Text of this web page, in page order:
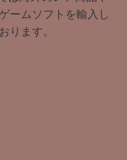
ームソフトを輸入し
ります。